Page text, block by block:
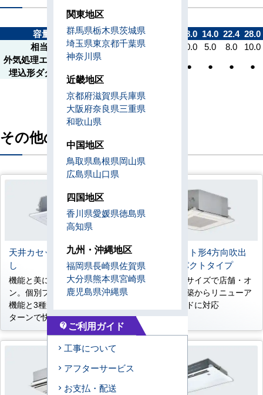
容量kW 14.0 22.4 22.4 28.0 14.0 22.4 28.0
相当馬力
5.0 8.0 8.0 10.0 5.0 8.0
10.0
外気処理エアコン 天井
埋込形ダクトタイプ
● ● ● ●
その他の機種
天井カセット形4方向吹出
し
機能と美にこだわったデザイ
ン。個別フラップポジション
機能と3種類のスイングパ
ターンで快適に。
天井カセット形4方向吹出
し コンパクトタイプ
コンパクトサイズで店舗・オ
フィスの新築からリニューア
ルまでワイドに対応
関東地区
群馬県栃木県茨城県
埼玉県東京都千葉県
神奈川県
近畿地区
京都府滋賀県兵庫県
大阪府奈良県三重県
和歌山県
中国地区
鳥取県島根県岡山県
広島県山口県
四国地区
香川県愛媛県徳島県
高知県
九州・沖縄地区
福岡県長崎県佐賀県
大分県熊本県宮崎県
鹿児島県沖縄県
contact_support ご利用ガイド
工事について
アフターサービス
お支払・配送